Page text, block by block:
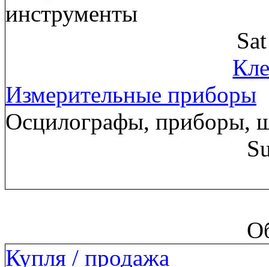
инструменты
Измерительные приборы
Осцилографы, приборы,
Купля / продажа